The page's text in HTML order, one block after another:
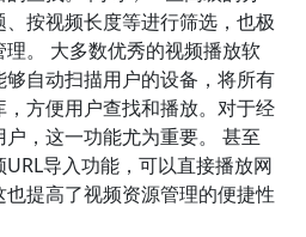
按视频长度等进行筛选，也极
。 大多数优秀的视频播放软
自动扫描用户的设备，将所有
方便用户查找和播放。对于经
，这一功能尤为重要。 甚至
导入功能，可以直接播放网
提高了视频资源管理的便捷性